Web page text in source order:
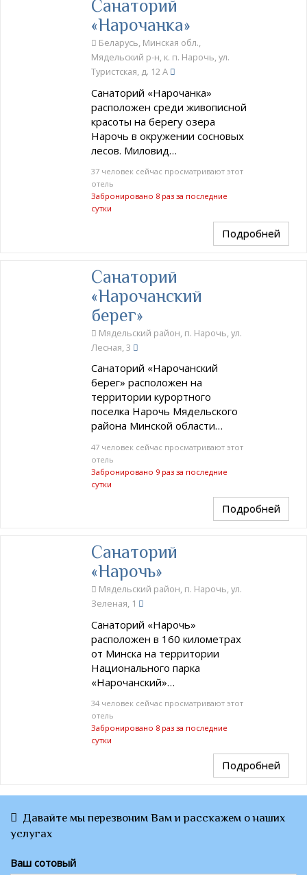
Санаторий
«Нарочанка»
Беларусь, Минская обл.,
Мядельский р-н, к. п. Нарочь, ул.
Туристская, д. 12 А
Санаторий «Нарочанка»
расположен среди живописной
красоты на берегу озера
Нарочь в окружении сосновых
лесов. Миловид…
37 человек сейчас просматривают этот
отель
Забронировано 8 раз за последние
сутки
Подробней
Санаторий
«Нарочанский
берег»
Мядельский район, п. Нарочь, ул.
Лесная, 3
Санаторий «Нарочанский
берег» расположен на
территории курортного
поселка Нарочь Мядельского
района Минской области…
47 человек сейчас просматривают этот
отель
Забронировано 9 раз за последние
сутки
Подробней
Санаторий
«Нарочь»
Мядельский район, п. Нарочь, ул.
Зеленая, 1
Санаторий «Нарочь»
расположен в 160 километрах
от Минска на территории
Национального парка
«Нарочанский»…
34 человек сейчас просматривают этот
отель
Забронировано 8 раз за последние
сутки
Подробней
Давайте мы перезвоним Вам и расскажем о наших
услугах
Ваш сотовый